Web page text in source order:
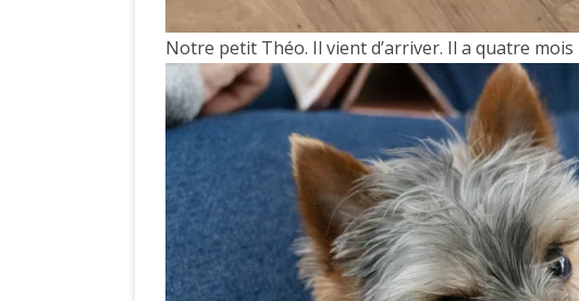
Notre petit Théo. Il vient d’arriver. Il a quatre mois